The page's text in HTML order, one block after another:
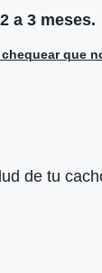
a 3 meses.
que
de tu